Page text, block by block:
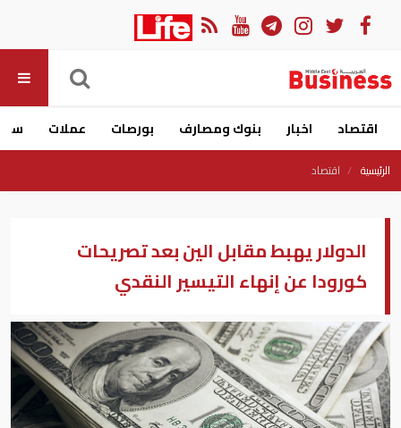
اقتصاد اخبار بنوك ومصارف بورصات عملات
الرئيسية اقتصاد
الدولار يهبط مقابل الين بعد تصريحات
كورودا عن إنهاء التيسير النقدي